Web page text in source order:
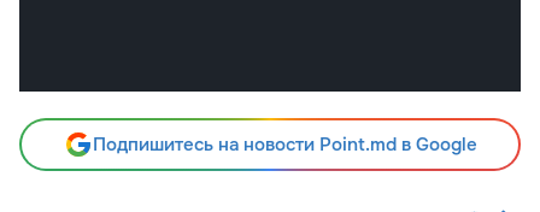
Подпишитесь на новости Point.md в Google